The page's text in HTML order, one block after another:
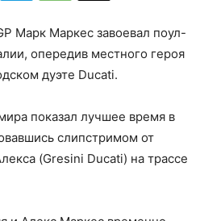
Марк Маркес завоевал поул-
опередив местного героя
дуэте Ducati.
показал лучшее время в
слипстримом от
(Gresini Ducati) на трассе